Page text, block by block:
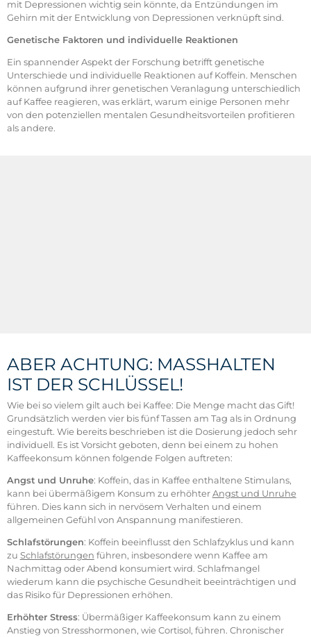
mit Depressionen wichtig sein könnte, da Entzündungen im
Gehirn mit der Entwicklung von Depressionen verknüpft sind.
Genetische Faktoren und individuelle Reaktionen
Ein spannender Aspekt der Forschung betrifft genetische
Unterschiede und individuelle Reaktionen auf Koffein. Menschen
können aufgrund ihrer genetischen Veranlagung unterschiedlich
auf Kaffee reagieren, was erklärt, warum einige Personen mehr
von den potenziellen mentalen Gesundheitsvorteilen profitieren
als andere.
ABER ACHTUNG: MASSHALTEN I
ST DER SCHLÜSSEL!
Wie bei so vielem gilt auch bei Kaffee: Die Menge macht das Gift!
Grundsätzlich werden vier bis fünf Tassen am Tag als in Ordnung
eingestuft. Wie bereits beschrieben ist die Dosierung jedoch sehr
individuell. Es ist Vorsicht geboten, denn bei einem zu hohen
Kaffeekonsum können folgende Folgen auftreten:
Angst und Unruhe: Koffein, das in Kaffee enthaltene Stimulans,
kann bei übermäßigem Konsum zu erhöhterAngst und Unruhe
führen. Dies kann sich in nervösem Verhalten und einem
allgemeinen Gefühl von Anspannung manifestieren.
Schlafstörungen: Koffein beeinflusst den Schlafzyklus und kann
zu Schlafstörungen führen, insbesondere wenn Kaffee am
Nachmittag oder Abend konsumiert wird. Schlafmangel
wiederum kann die psychische Gesundheit beeinträchtigen und
das Risiko für Depressionen erhöhen.
Erhöhter Stress: Übermäßiger Kaffeekonsum kann zu einem
Anstieg von Stresshormonen, wie Cortisol, führen. Chronischer